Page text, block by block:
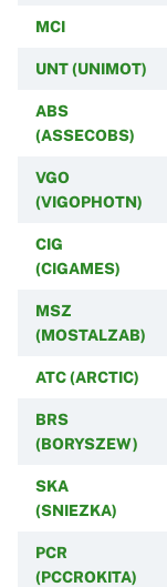
MCI
UNT (UNIMOT)
ABS
(ASSECOBS)
VGO
(VIGOPHOTN)
CIG
(CIGAMES)
MSZ
(MOSTALZAB)
ATC (ARCTIC)
BRS
(BORYSZEW)
SKA
(SNIEZKA)
PCR
(PCCROKITA)